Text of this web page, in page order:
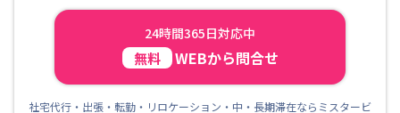
24時間365日対応中
無料 WEBから問合せ
社宅代行・出張・転勤・リロケーション・中・長期滞在ならミスタービ